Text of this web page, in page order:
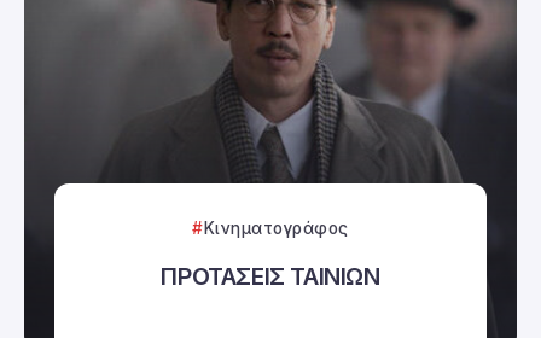
Κινηματογράφος
ΠΡΟΤΑΣΕΙΣ ΤΑΙΝΙΩΝ